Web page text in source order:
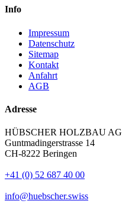
Info
Impressum
Datenschutz
Sitemap
Kontakt
Anfahrt
AGB
Adresse
HÜBSCHER HOLZBAU AG
Guntmadingerstrasse 14
CH-8222 Beringen
+41 (0) 52 687 40 00
info@huebscher.swiss